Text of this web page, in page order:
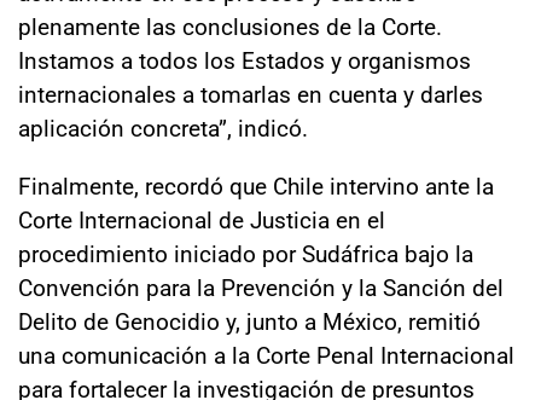
plenamente las conclusiones de la Corte.
Instamos a todos los Estados y organismos
internacionales a tomarlas en cuenta y darles
aplicación concreta”, indicó.
Finalmente, recordó que Chile intervino ante la
Corte Internacional de Justicia en el
procedimiento iniciado por Sudáfrica bajo la
Convención para la Prevención y la Sanción del
Delito de Genocidio y, junto a México, remitió
una comunicación a la Corte Penal Internacional
para fortalecer la investigación de presuntos